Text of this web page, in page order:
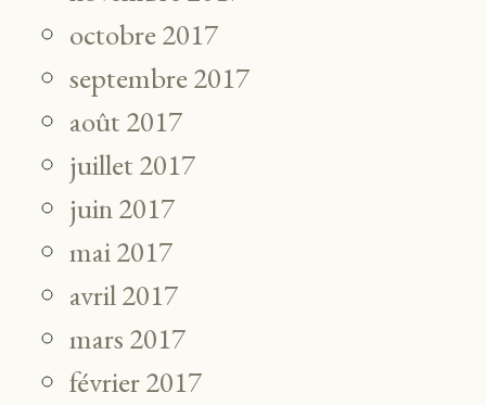
octobre 2017
septembre 2017
août 2017
juillet 2017
juin 2017
mai 2017
avril 2017
mars 2017
février 2017